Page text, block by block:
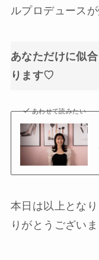
ルプロデュースが
あなただけに似
ります♡
あわせて読みたい
本日は以上とな
りがとうござい